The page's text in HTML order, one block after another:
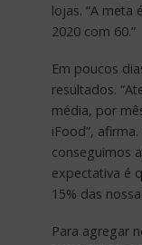
lojas. “A meta
2020 com 60.”
Em poucos
resultados.
média, por
iFood”,
conseguimos
expectativa é
15% das
Para agregar